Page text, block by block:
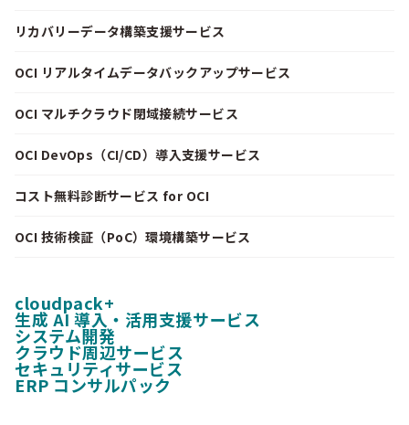
リカバリーデータ構築支援サービス
OCI リアルタイムデータバックアップサービス
OCI マルチクラウド閉域接続サービス
OCI DevOps（CI/CD）導入支援サービス
コスト無料診断サービス for OCI
OCI 技術検証（PoC）環境構築サービス
cloudpack+
生成 AI 導入・活用支援サービス
システム開発
クラウド周辺サービス
セキュリティサービス
ERP コンサルパック